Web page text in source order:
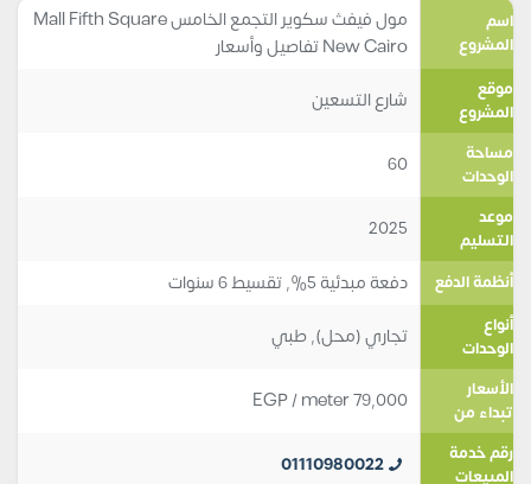
اسم
المشروع
مول فيفث سكوير التجمع الخامس Mall Fifth Square
New Cairo تفاصيل وأسعار
موقع
المشروع
شارع التسعين
مساحة
الوحدات
60
موعد
التسليم
2025
أنظمة الدفع دفعة مبدئية 5%, تقسيط 6 سنوات
أنواع
الوحدات
تجاري (محل),طبي
الأسعار
تبداء من
79,000
EGP/ meter
رقم خدمة
المبيعات
01110980022